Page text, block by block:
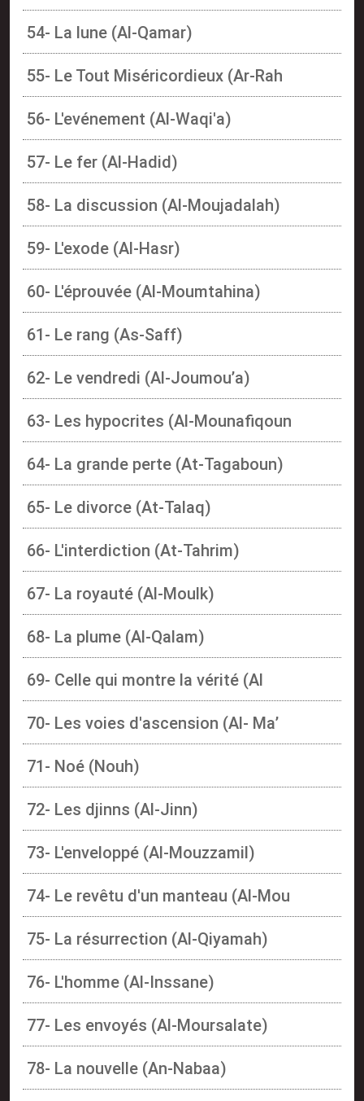
54- La lune (Al-Qamar)
55- Le Tout Miséricordieux (Ar-Rah
56- L'evénement (Al-Waqi'a)
57- Le fer (Al-Hadid)
58- La discussion (Al-Moujadalah)
59- L'exode (Al-Hasr)
60- L'éprouvée (Al-Moumtahina)
61- Le rang (As-Saff)
62- Le vendredi (Al-Joumou’a)
63- Les hypocrites (Al-Mounafiqoun
64- La grande perte (At-Tagaboun)
65- Le divorce (At-Talaq)
66- L'interdiction (At-Tahrim)
67- La royauté (Al-Moulk)
68- La plume (Al-Qalam)
69- Celle qui montre la vérité (Al
70- Les voies d'ascension (Al- Ma’
71- Noé (Nouh)
72- Les djinns (Al-Jinn)
73- L'enveloppé (Al-Mouzzamil)
74- Le revêtu d'un manteau (Al-Mou
75- La résurrection (Al-Qiyamah)
76- L'homme (Al-Inssane)
77- Les envoyés (Al-Moursalate)
78- La nouvelle (An-Nabaa)